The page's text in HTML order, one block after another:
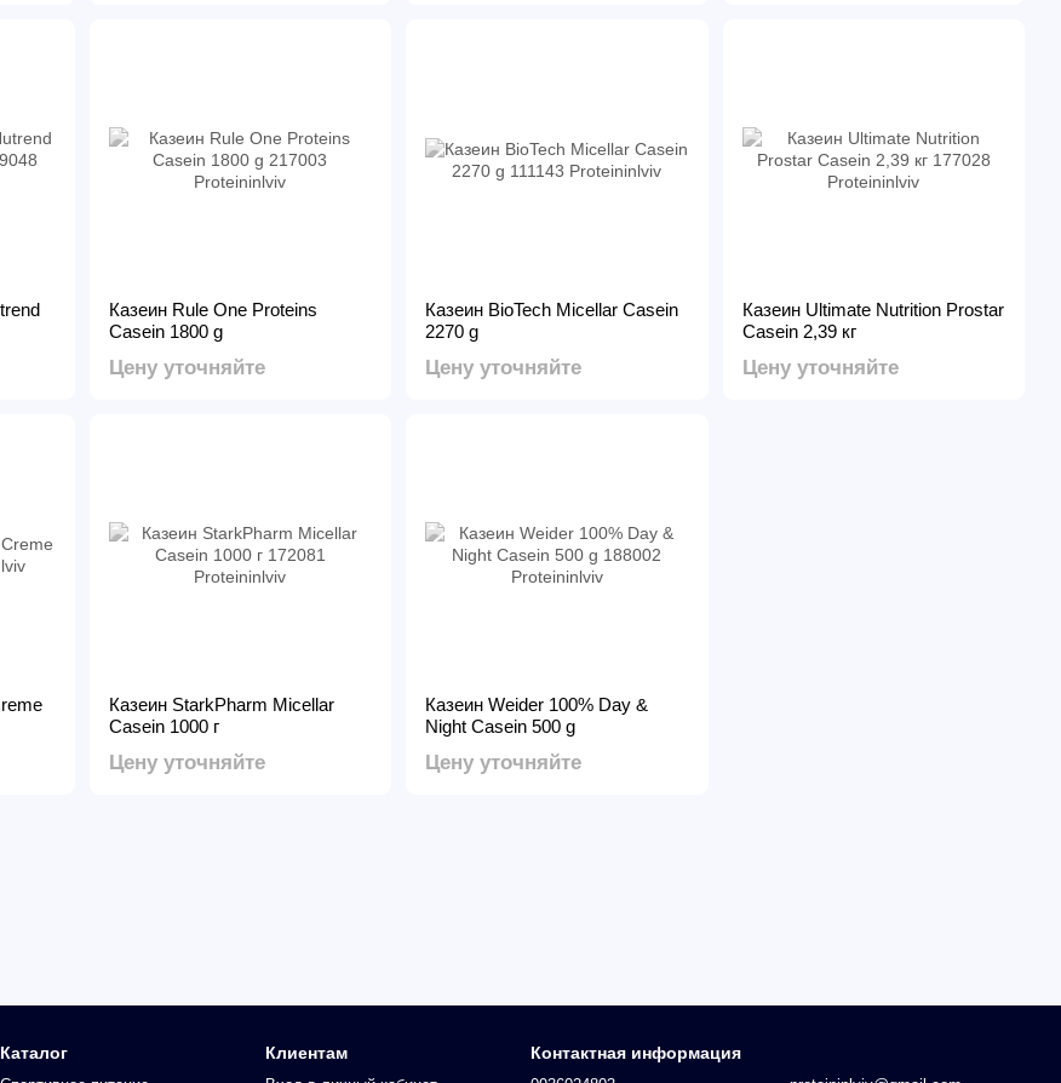
Казеин Rule One Proteins
Casein 1800 g
Цену уточняйте
Казеин BioTech Micellar Casein
2270 g
Цену уточняйте
Казеин Ultimate Nutrition Prostar
Casein 2,39 кг
Цену уточняйте
Казеин StarkPharm Micellar
Casein 1000 г
Цену уточняйте
Казеин Weider 100% Day &
Night Casein 500 g
Цену уточняйте
Каталог Клиентам Контактная информация